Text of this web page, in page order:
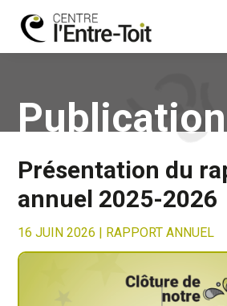
Publication
Présentation du
annuel 2025-2026
16 JUIN 2026 | RAPPORT ANNUEL